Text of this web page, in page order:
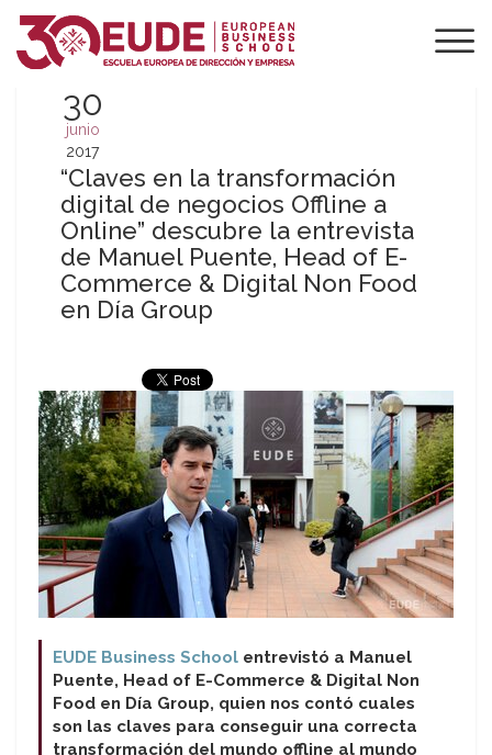
30
junio
2017
“Claves en la transformación
digital de negocios Offline a
Online” descubre la entrevista
de Manuel Puente, Head of E-
Commerce & Digital Non Food
en Día Group
EUDE Business School entrevistó a Manuel
Puente, Head of E-Commerce & Digital Non
Food en Día Group, quien nos contó cuales
son las claves para conseguir una correcta
transformación del mundo offline al mundo